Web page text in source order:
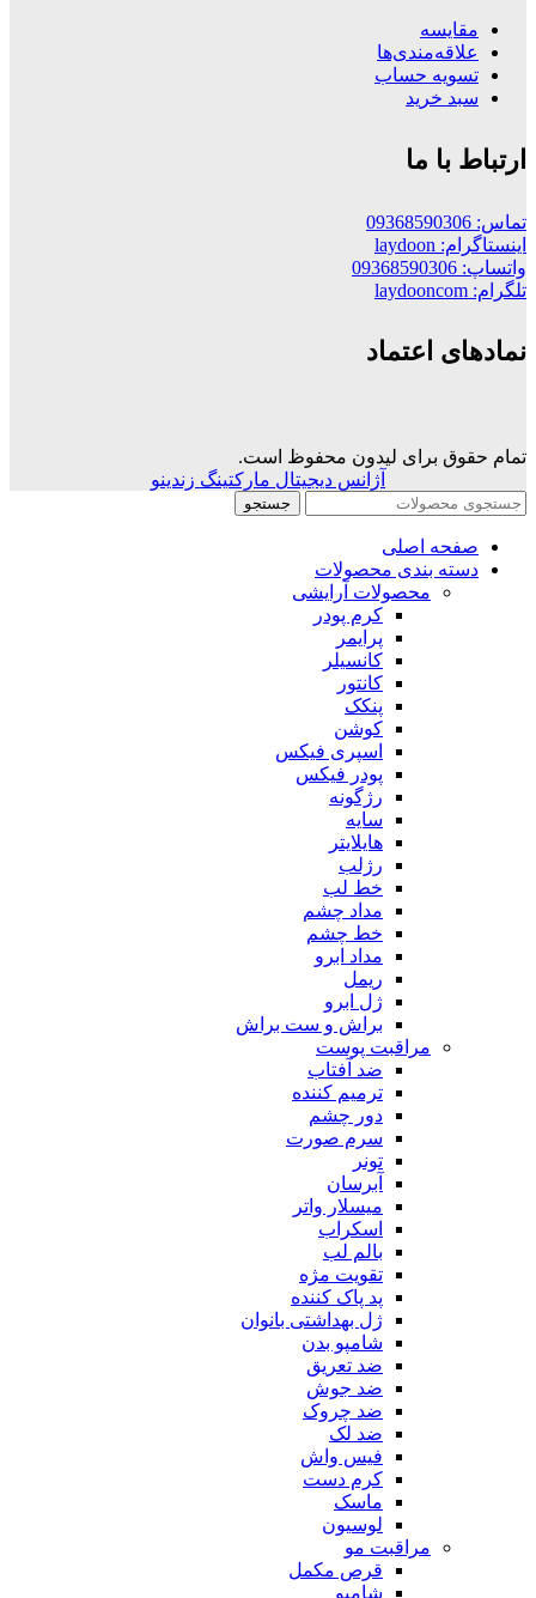
مقایسه
علاقه‌مندی‌ها
تسویه حساب
سبد خرید
ارتباط با ما
تماس: 09368590306
اینستاگرام: laydoon
واتساپ: 09368590306
تلگرام: laydooncom
نمادهای اعتماد
تمام حقوق برای لیدون محفوظ است.
آژانس دیجیتال مارکتینگ زندینو
جستجو
صفحه اصلی
دسته بندی محصولات
محصولات آرایشی
کرم پودر
پرایمر
کانسیلر
کانتور
پنکک
کوشن
اسپری فیکس
پودر فیکس
رژگونه
سایه
هایلایتر
رژلب
خط لب
مداد چشم
خط چشم
مداد ابرو
ریمل
ژل ابرو
براش و ست براش
مراقبت پوست
ضد آفتاب
ترمیم کننده
دور چشم
سرم صورت
تونر
آبرسان
میسلار واتر
اسکراب
بالم لب
تقویت مژه
پد پاک کننده
ژل بهداشتی بانوان
شامپو بدن
ضد تعریق
ضد جوش
ضد چروک
ضد لک
فیس واش
کرم دست
ماسک
لوسیون
مراقبت مو
قرص مکمل
شامپو